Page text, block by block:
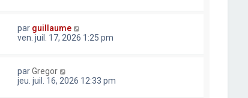
par guillaume
ven. juil. 17, 2026 1:25 pm
parGregor
jeu. juil. 16, 2026 12:33 pm